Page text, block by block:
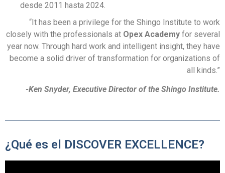
desde 2011 hasta 2024.
“It has been a privilege for the Shingo Institute to work
closely with the professionals at Opex Academy for several
year now. Through hard work and intelligent insight, they have
become a solid driver of transformation for organizations of
all kinds.”
-Ken Snyder, Executive Director of the Shingo Institute.
¿Qué es el DISCOVER EXCELLENCE?